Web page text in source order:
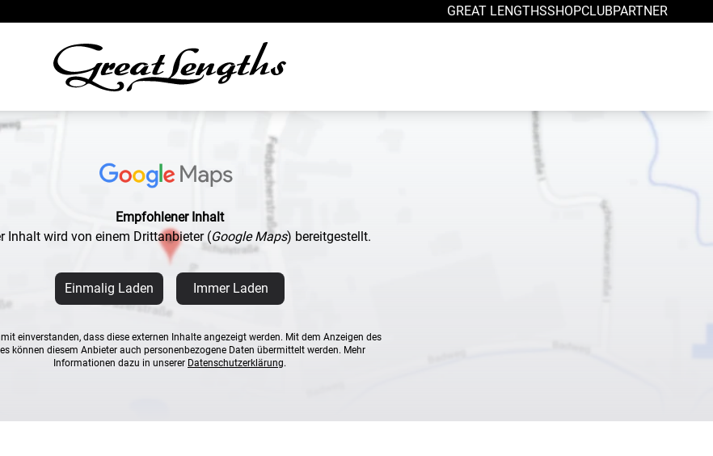
GREAT LENGTHSSHOPCLUBPARTNER
Empfohlener Inhalt
Inhalt wird von einem Drittanbieter (Google Maps) bereitgestellt.
Einmalig Laden Immer Laden
einverstanden, dass diese externen Inhalte angezeigt werden. Mit dem Anzeigen des
können diesem Anbieter auch personenbezogene Daten übermittelt werden. Mehr
Informationen dazu in unserer Datenschutzerklärung.